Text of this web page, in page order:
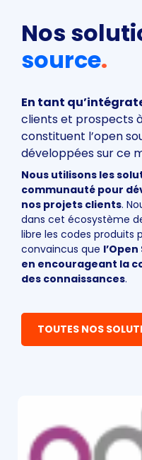
Nos
source.
En tant
clients et prospects
constituent l’open
développées sur ce
Nous utilisons les
communauté pour
nos projets clients.
dans cet écosystème
libre les codes produits
convaincus que
en encourageant la
des connaissances.
TOUTES NOS